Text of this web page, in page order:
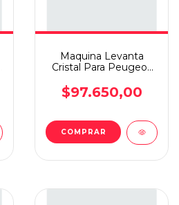
Maquina Levanta
Cristal Para Peugeot
$97.650,00
COMPRAR